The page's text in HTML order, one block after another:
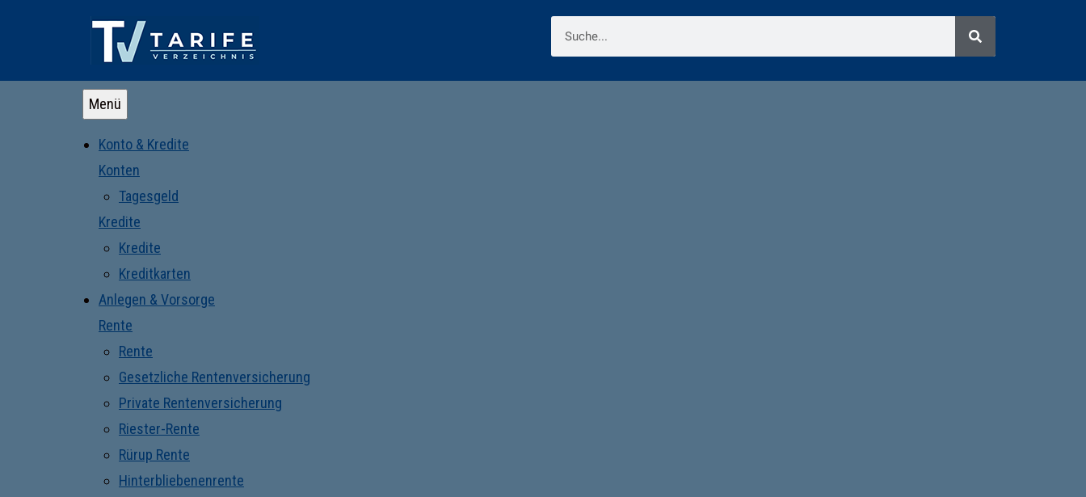
Menü
Konto & Kredite
Konten
Tagesgeld
Kredite
Kredite
Kreditkarten
Anlegen & Vorsorge
Rente
Rente
Gesetzliche Rentenversicherung
Private Rentenversicherung
Riester-Rente
Rürup Rente
Hinterbliebenenrente